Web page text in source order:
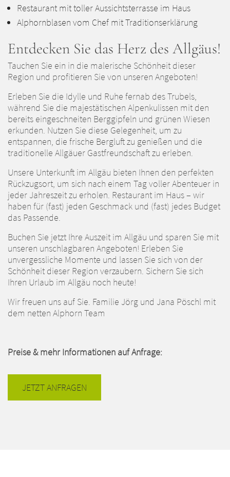
Restaurant mit toller Aussichtsterrasse im Haus
Alphornblasen vom Chef mit Traditionserklärung
Entdecken Sie das Herz des Allgäus!
Tauchen Sie ein in die malerische Schönheit dieser
Region und profitieren Sie von unseren Angeboten!
Erleben Sie die Idylle und Ruhe fernab des Trubels,
während Sie die majestätischen Alpenkulissen mit den
bereits eingeschneiten Berggipfeln und grünen Wiesen
erkunden. Nutzen Sie diese Gelegenheit, um zu
entspannen, die frische Bergluft zu genießen und die
traditionelle Allgäuer Gastfreundschaft zu erleben.
Unsere Unterkunft im Allgäu bieten Ihnen den perfekten
Rückzugsort, um sich nach einem Tag voller Abenteuer in
jeder Jahreszeit zu erholen. Restaurant im Haus – wir
haben für (fast) jeden Geschmack und (fast) jedes Budget
das Passende.
Buchen Sie jetzt Ihre Auszeit im Allgäu und sparen Sie mit
unseren unschlagbaren Angeboten! Erleben Sie
unvergessliche Momente und lassen Sie sich von der
Schönheit dieser Region verzaubern. Sichern Sie sich
Ihren Urlaub im Allgäu noch heute!
Wir freuen uns auf Sie. Familie Jörg und Jana Pöschl mit
dem netten Alphorn Team
Preise & mehr Informationen auf Anfrage:
JETZT ANFRAGEN